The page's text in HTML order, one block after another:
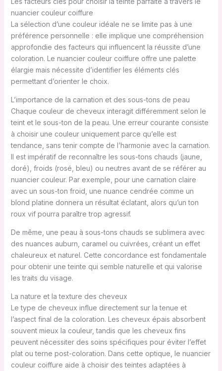
nuancier couleur coiffure
La sélection d’une couleur idéale ne se limite pas à une
préférence personnelle : elle implique une compréhension
approfondie des facteurs qui influencent la réussite d’une
coloration. Le nuancier couleur coiffure offre une palette
élargie mais nécessite d’identifier les éléments clés
permettant d’orienter le choix.
L’importance de la carnation et des sous-tons de peau
Chaque couleur de cheveux interagit différemment selon le
teint et le sous-ton de la peau. Une erreur courante consiste
à choisir une couleur uniquement parce qu’elle est
tendance, sans tenir compte de l’harmonie avec la carnation.
Il est impératif de reconnaître les sous-tons chauds (jaune,
doré), froids (rosé, bleu) ou neutres avant de se référer au
nuancier couleur. Par exemple, pour une carnation claire
avec un sous-ton froid, une nuance cendrée comme un
blond platine donnera un résultat éclatant, alors qu’un ton
roux vif pourra paraître trop agressif.
De même, une peau à sous-tons chauds se sublimera avec
des nuances auburn, caramel ou cuivrées, créant un effet
chaleureux et naturel. Cette concordance est fondamentale
pour obtenir une teinte qui semble naturelle et qui valorise
les traits du visage.
La nature et la texture des cheveux
Le type de cheveux influe directement sur la tenue et
l’aspect final de la coloration. Les cheveux épais absorbent
souvent mieux la couleur, tandis que les cheveux fins
peuvent nécessiter des soins spécifiques pour éviter l’effet
plat ou terne post-coloration. Dans cette optique, le nuancier
couleur coiffure aide à choisir des teintes adaptées à